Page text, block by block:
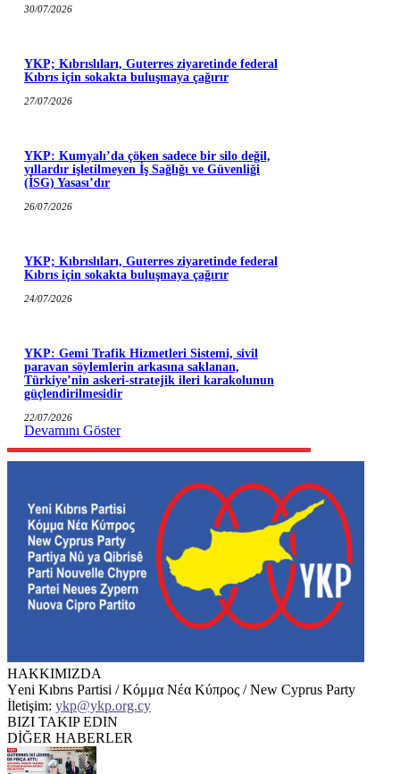
30/07/2026
YKP; Kıbrıslıları, Guterres ziyaretinde federal
Kıbrıs için sokakta buluşmaya çağırır
27/07/2026
YKP: Kumyalı’da çöken sadece bir silo değil,
yıllardır işletilmeyen İş Sağlığı ve Güvenliği
(İSG) Yasası’dır
26/07/2026
YKP; Kıbrıslıları, Guterres ziyaretinde federal
Kıbrıs için sokakta buluşmaya çağırır
24/07/2026
YKP: Gemi Trafik Hizmetleri Sistemi, sivil
paravan söylemlerin arkasına saklanan,
Türkiye’nin askeri-stratejik ileri karakolunun
güçlendirilmesidir
22/07/2026
Devamını Göster
HAKKIMIZDA
Υeni Kıbrıs Partisi / Κόμμα Νέα Κύπρος / New Cyprus Party
İletişim: ykp@ykp.org.cy
BIZI TAKIP EDIN
DİĞER HABERLER